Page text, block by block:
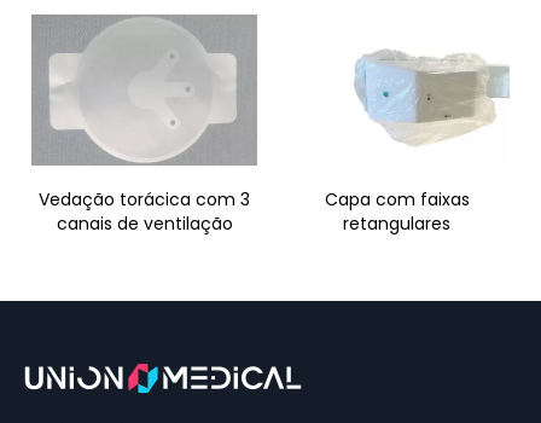
Vedação torácica com 3
canais de ventilação
Capa com faixas
retangulares
1 2 3 4 ... 68 »